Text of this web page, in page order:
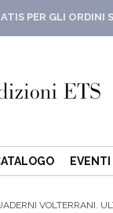
PER GLI ORDINI
VOLTERRANI.